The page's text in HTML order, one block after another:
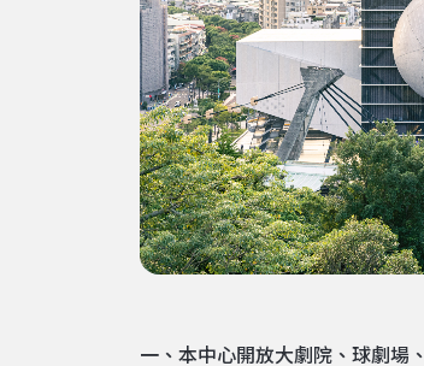
一、本中心開放大劇院、球劇場